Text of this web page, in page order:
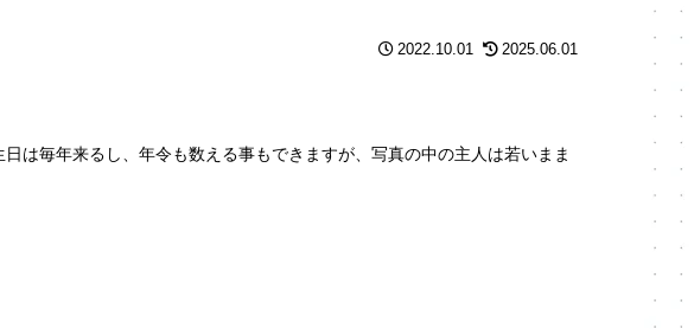
2022.10.01 2025.06.01
は毎年来るし、年令も数える事もできますが、写真の中の主人は若いまま